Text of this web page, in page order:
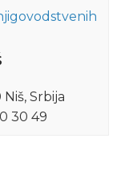
Srbija
30 49